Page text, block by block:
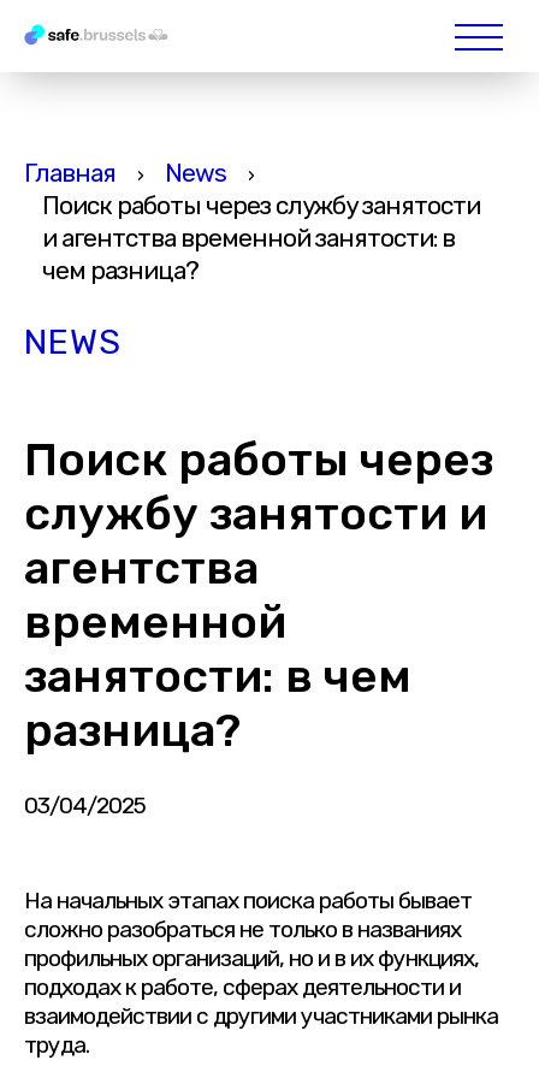
Главная › News ›
Поиск работы через службу занятости
и агентства временной занятости: в
чем разница?
NEWS
Поиск работы через
службу занятости и
агентства
временной
занятости: в чем
разница?
03/04/2025
На начальных этапах поиска работы бывает
сложно разобраться не только в названиях
профильных организаций, но и в их функциях,
подходах к работе, сферах деятельности и
взаимодействии с другими участниками рынка
труда.